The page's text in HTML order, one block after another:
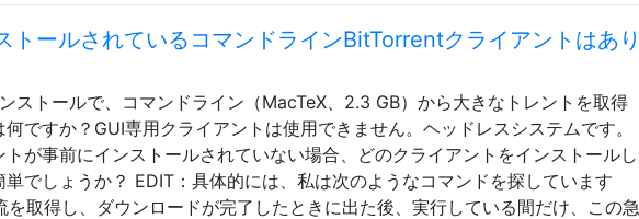
トールされているコマンドラインBitTorrentクライアントはあり
ンストールで、コマンドライン（MacTeX、2.3 GB）から大きなトレントを取得
ですか？GUI専用クライアントは使用できません。ヘッドレスシステムです。
が事前にインストールされていない場合、どのクライアントをインストールし
でしょうか？ EDIT：具体的には、私は次のようなコマンドを探しています
取得し、ダウンロードが完了したときに出た後、実行している間だけ、この急